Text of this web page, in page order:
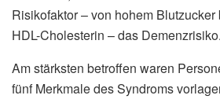
Risikofaktor – von hohem
HDL-Cholesterin – das Demenzrisiko.
Am stärksten betroffen waren
fünf Merkmale des Syndroms